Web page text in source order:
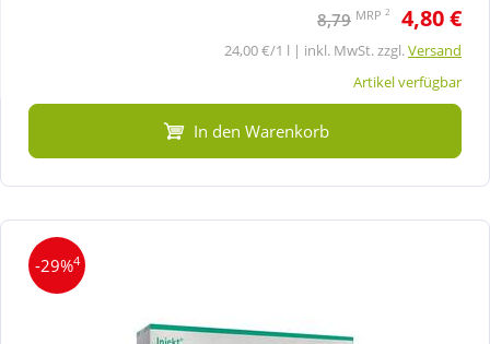
Tierbedarf
Wellness
8,79 MRP 2 4,80 €
24,00 €/1 l | inkl. MwSt. zzgl.Versand
Artikel verfügbar
In den Warenkorb
-29%4